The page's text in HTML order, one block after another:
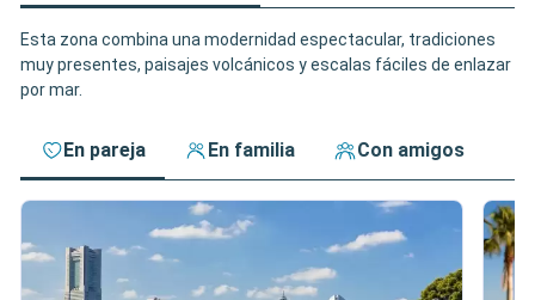
Esta zona combina una modernidad espectacular, tradiciones
muy presentes, paisajes volcánicos y escalas fáciles de enlazar
por mar.
En pareja En familia Con amigos